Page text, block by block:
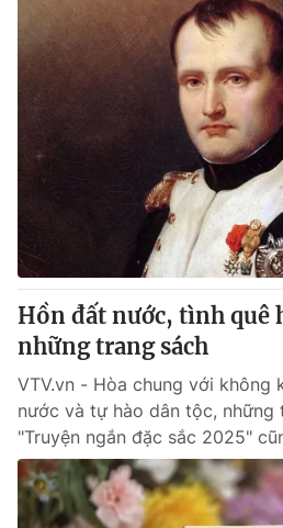
Hồn đất nước, tình quê
những trang sách
VTV.vn - Hòa chung với không
nước và tự hào dân tộc, những
"Truyện ngắn đặc sắc 2025"